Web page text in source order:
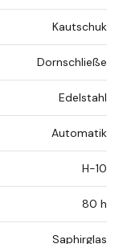
Kautschuk
Dornschließe
Edelstahl
Automatik
H-10
80 h
Saphirglas